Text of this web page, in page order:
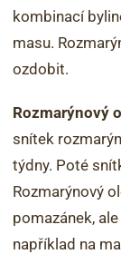
kombinací
masu.
ozdobit.
Rozmarýnový
snítek
týdny. Poté
Rozmarýnový
pomazánek,
například na